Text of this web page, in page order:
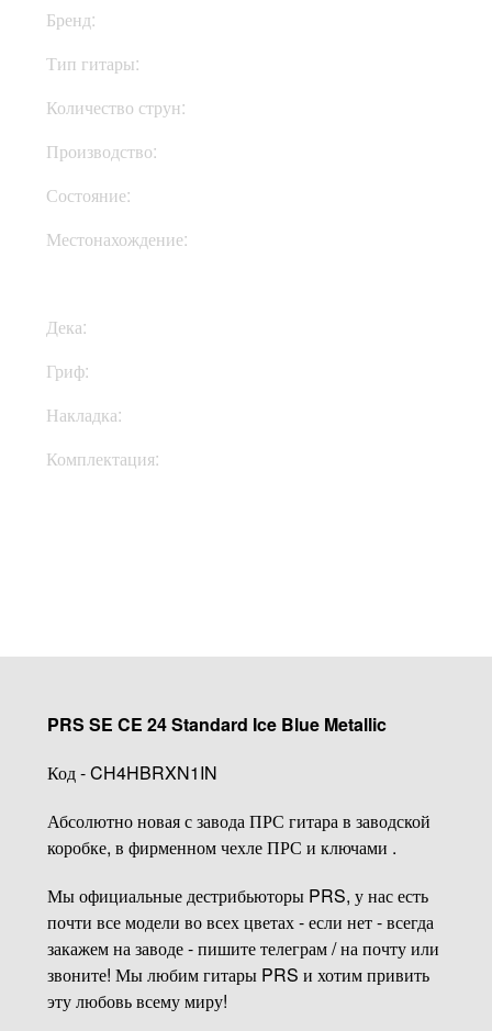
Бренд:
Тип гитары:
Количество струн:
Производство:
Состояние:
Местонахождение:
Дека:
Гриф:
Накладка:
Комплектация:
PRS SE CE 24 Standard Ice Blue Metallic
Код - CH4HBRXN1IN
Абсолютно новая с завода ПРС гитара в заводской
коробке, в фирменном чехле ПРС и ключами .
Мы официальные дестрибьюторы PRS, у нас есть
почти все модели во всех цветах - если нет - всегда
закажем на заводе - пишите телеграм / на почту или
звоните! Мы любим гитары PRS и хотим привить
эту любовь всему миру!